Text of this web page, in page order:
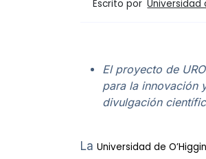
Escrito por Universidad
El proyecto de
para la innovación
divulgación
La Universidad de